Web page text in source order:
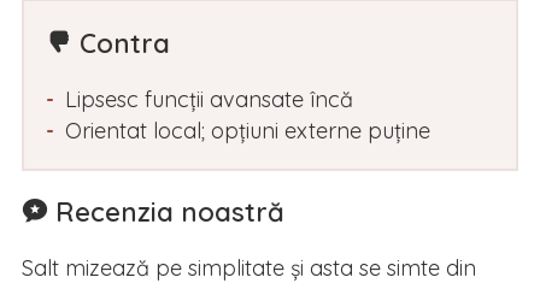
Contra
Lipsesc funcții avansate încă
Orientat local; opțiuni externe puține
Recenzia noastră
Salt mizează pe simplitate și asta se simte din